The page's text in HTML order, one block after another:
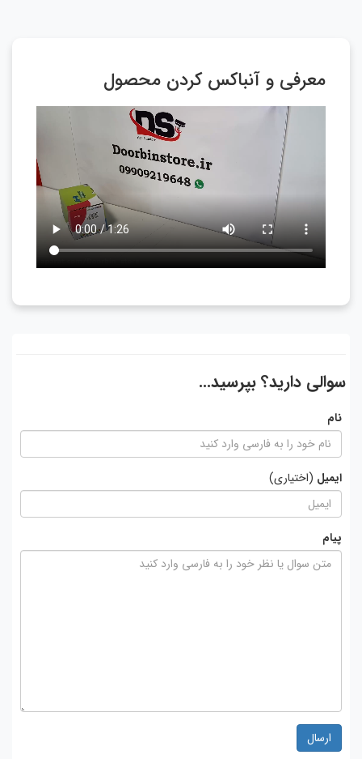
معرفی و آنباکس کردن محصول
سوالی دارید؟ بپرسید...
نام
ایمیل (اختیاری)
پیام
ارسال